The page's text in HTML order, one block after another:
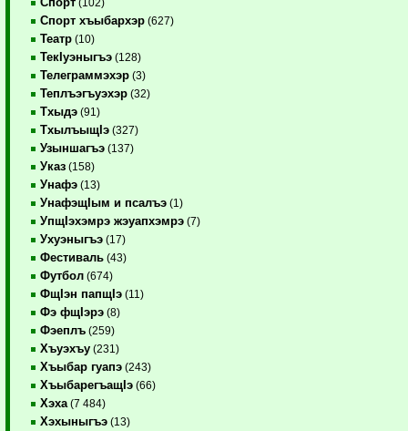
(102)
Спорт хъыбархэр (627)
Театр (10)
ТекIуэныгъэ (128)
Телеграммэхэр (3)
Теплъэгъуэхэр (32)
Тхыдэ (91)
ТхылъыщIэ (327)
Узыншагъэ (137)
Указ (158)
Унафэ (13)
УнафэщIым и псалъэ (1)
УпщIэхэмрэ жэуапхэмрэ (7)
Ухуэныгъэ (17)
Фестиваль (43)
Футбол (674)
ФщIэн папщIэ (11)
Фэ фщIэрэ (8)
Фэеплъ (259)
Хъуэхъу (231)
Хъыбар гуапэ (243)
ХъыбарегъащIэ (66)
Хэха (7 484)
Хэхыныгъэ (13)